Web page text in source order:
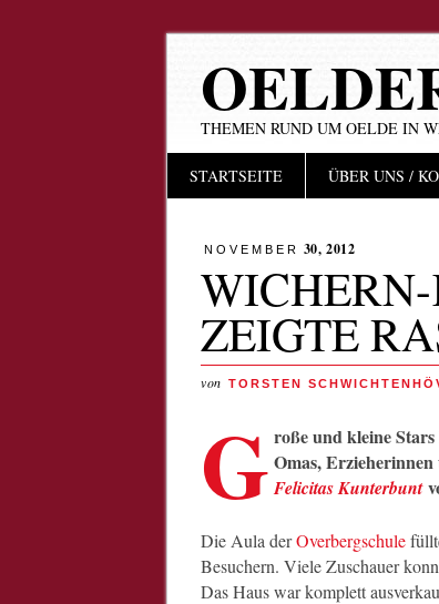
THEMEN RUND UM OELDE IN
Hauptmenü
InhaltSTARTSEITE ÜBER UNS /
NOVEMBER 30, 2012
ZEIGTE
von TORSTEN
G roße und kleine
Omas,
Felicitas Kunterbunt
Die Aula derOverbergschule
Besuchern. Viele Zuschauer
Das Haus war komplett